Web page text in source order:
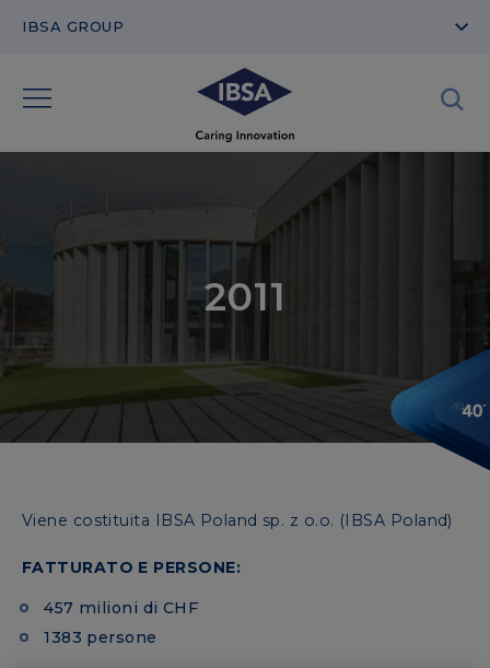
IBSA GROUP
2011
Viene costituita IBSA Poland sp. z o.o. (IBSA Poland)
FATTURATO E PERSONE:
457 milioni di CHF
1383 persone